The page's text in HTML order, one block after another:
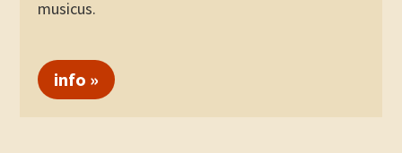
musicus.
info »